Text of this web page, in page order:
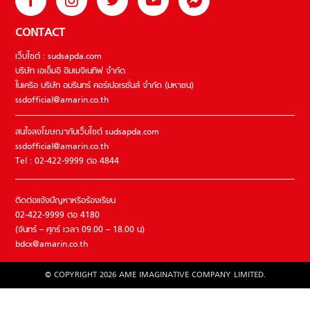
CONTACT
เว็บไซต์ : sudsapda.com
บริษัท เอเอ็มอี อิมเมจิเนทีฟ จำกัด
ในเครือ บริษัท อมรินทร์ คอร์เปอเรชั่นส์ จำกัด (มหาชน)
ssdofficial@amarin.co.th
สนใจลงโฆษณากับเว็บไซต์ sudsapda.com
ssdofficial@amarin.co.th
Tel : 02-422-9999 ต่อ 4844
ติดต่อแจ้งปัญหาหรือร้องเรียน
02-422-9999 ต่อ 4180
(จันทร์ – ศุกร์ เวลา 09.00 – 18.00 น)
bdcx@amarin.co.th
© COPYRIGHT 2026 AME IMAGINATIVE COMPANY LIMITED.